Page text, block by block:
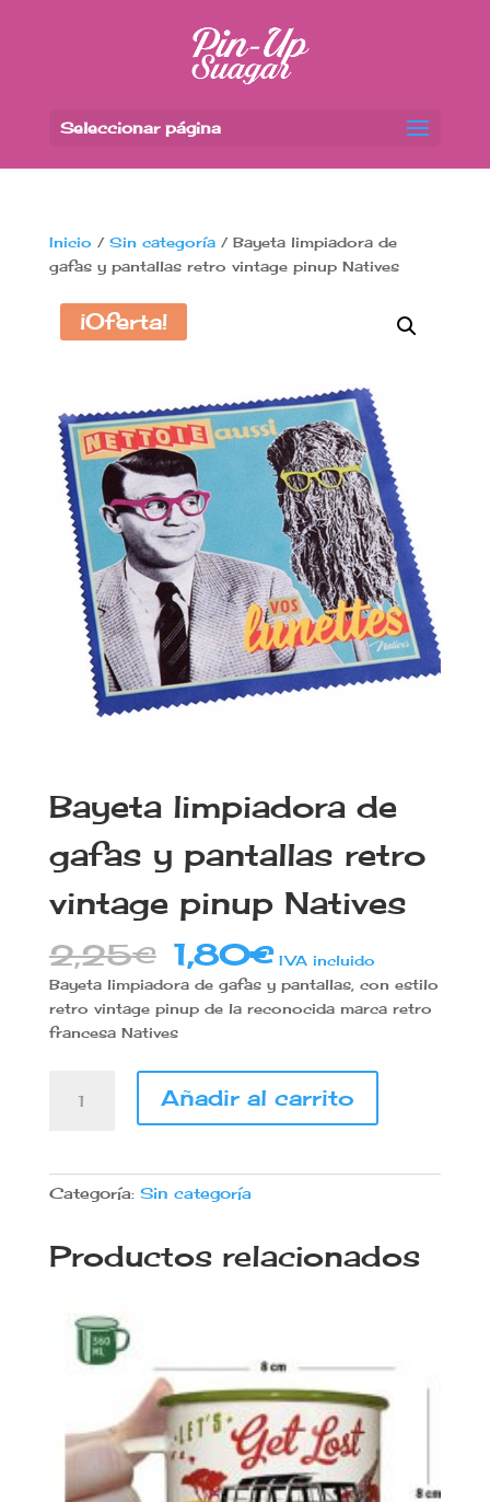
Seleccionar página
Inicio / Sin categoría/ Bayeta limpiadora de
gafas y pantallas retro vintage pinup Natives
¡Oferta!
Bayeta limpiadora de
gafas y pantallas retro
vintage pinup Natives
2,25€ El
precio
original
era:
2,25€.
1,80€El
precio
actual
es:
IVA incluido
Bayeta limpiadora de gafas y pantallas, con estilo
retro vintage pinup de la reconocida marca retro
francesa Natives
limpiadora
y
pantallas
vintage
cantidad
Añadir al carrito
Categoría: Sin categoría
Productos relacionados